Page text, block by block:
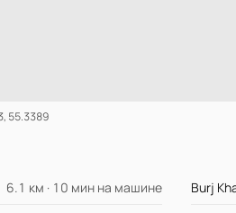
55.3389
6.1 км · 10 мин на машине Burj